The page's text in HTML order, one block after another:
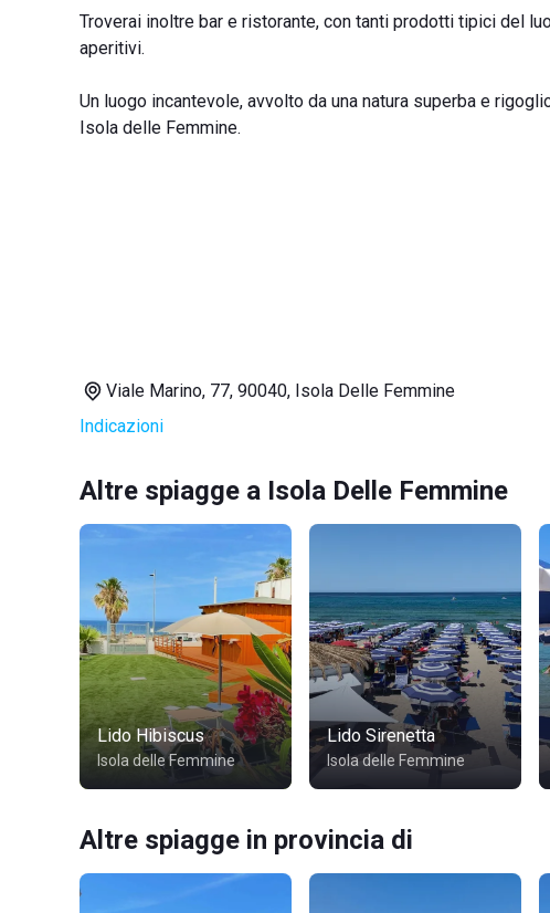
Troverai inoltre bar e ristorante, con tanti prodotti tipici del
aperitivi.
Un luogo incantevole, avvolto da una natura superba e
Isola delle Femmine.
Viale Marino, 77, 90040, Isola Delle Femmine
Indicazioni
Altre spiagge a Isola Delle Femmine
Lido Hibiscus
Isola delle Femmine
Lido Sirenetta
Isola delle Femmine
Altre spiagge in provincia di